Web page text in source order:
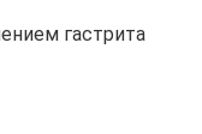
гастрита